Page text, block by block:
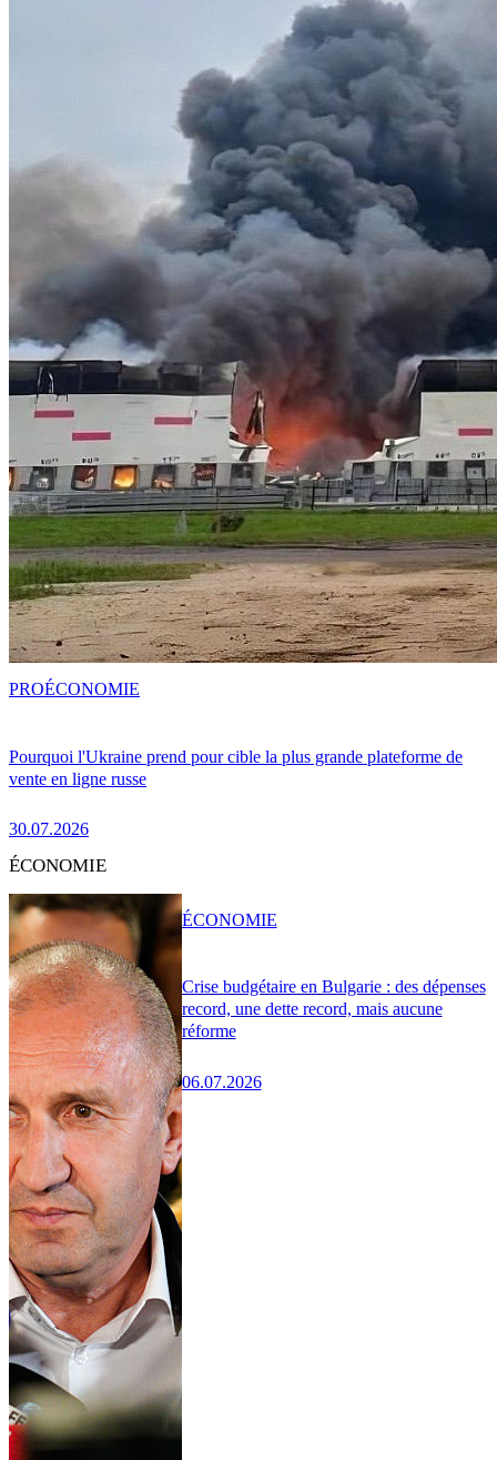
Pourquoi l'Ukraine prend pour cible la plus grande plateforme de
vente en ligne russe
30.07.2026
PROÉCONOMIE
ÉCONOMIE
Crise budgétaire en Bulgarie : des dépenses
record, une dette record, mais aucune
réforme
06.07.2026
ÉCONOMIE